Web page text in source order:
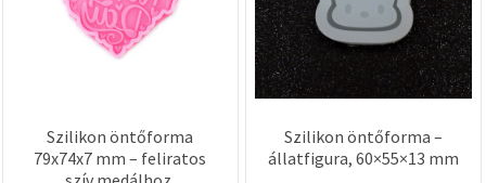
Szilikon öntőforma
79x74x7 mm – feliratos
Szilikon öntőforma –
állatfigura, 60×55×13 mm